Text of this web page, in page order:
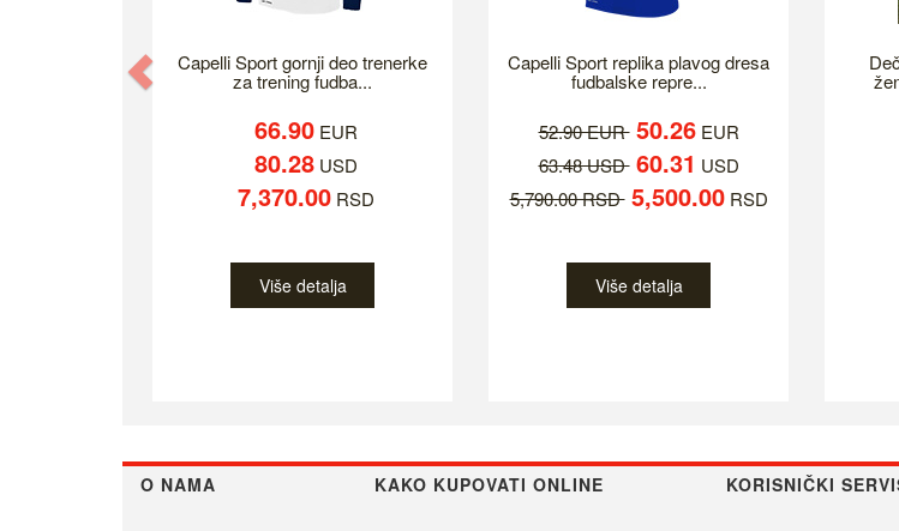
Capelli Sport gornji deo trenerke
za trening fudba...
66.90EUR
80.28USD
7,370.00RSD
Više detalja
Capelli Sport replika plavog dresa
fudbalske repre...
52.90 EUR 50.26EUR
63.48 USD 60.31 USD
5,790.00 RSD 5,500.00RSD
Više detalja
Previous
O NAMA KAKO KUPOVATI ONLINE KORISNIČKI